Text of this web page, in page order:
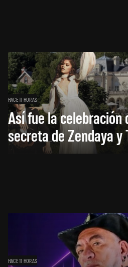
HACE 11 HORAS
Así fue la celebración
secreta de Zendaya y
HACE 11 HORAS